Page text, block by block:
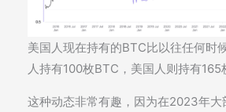
美国人现在持有的BTC比以往任何时
人持有100枚BTC，美国人则持有
这种动态非常有趣，因为在2023年大